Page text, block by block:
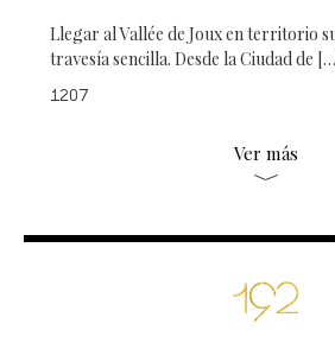
Llegar al Vallée de Joux en territorio
travesía sencilla. Desde la Ciudad de
1207
Ver más